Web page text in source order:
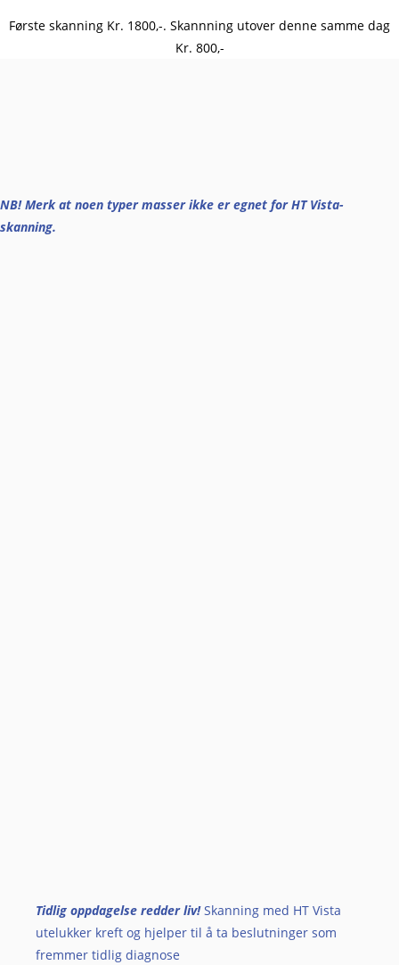
Første skanning Kr. 1800,-. Skannning utover denne samme dag
Kr. 800,-
NB! Merk at noen typer masser ikke er egnet for HT Vista-
skanning.
Tidlig oppdagelse redder liv!Skanning med HT Vista
utelukker kreft og hjelper til å ta beslutninger som
fremmer tidlig diagnose